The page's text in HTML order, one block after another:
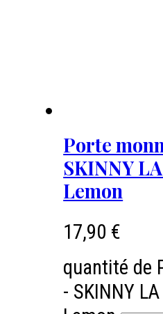
Porte
SKINNY
Lemon
17,90 €
quantité de
- SKINNY